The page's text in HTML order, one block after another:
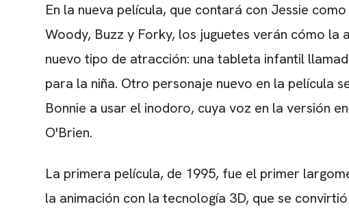
En la nueva película, que contará con Jessie
Woody, Buzz y Forky, los juguetes verán cómo la
nuevo tipo de atracción: una tableta infantil
para la niña. Otro personaje nuevo en la película
Bonnie a usar el inodoro, cuya voz en la versión
O'Brien.
La primera película, de 1995, fue el primer
la animación con la tecnología 3D, que se